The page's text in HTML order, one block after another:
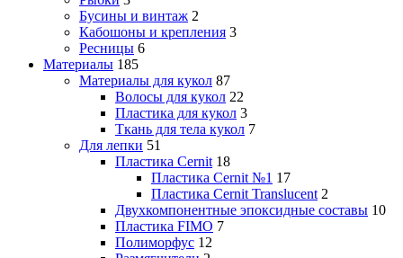
Бусины и винтаж 2
Кабошоны и крепления 3
Ресницы 6
Материалы 185
Материалы для кукол 87
Волосы для кукол 22
Пластика для кукол 3
Ткань для тела кукол 7
Для лепки 51
Пластика Cernit 18
Пластика Cernit №1 17
Пластика Cernit Translucent 2
Двухкомпонентные эпоксидные составы 10
Пластика FIMO 7
Полиморфус 12